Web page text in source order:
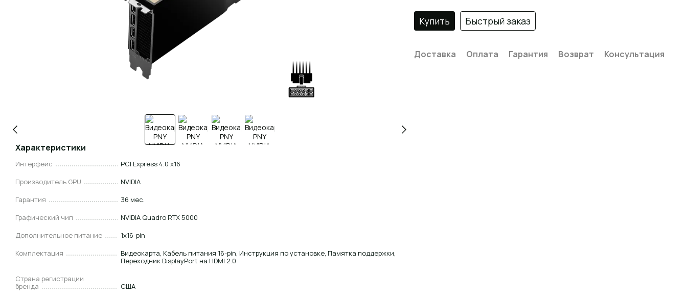
Характеристики
Интерфейс
PCI Express 4.0 x16
Производитель GPU
NVIDIA
Гарантия
36 мес.
Графический чип
NVIDIA Quadro RTX 5000
Дополнительное питание
1x16-pin
Комплектация
Видеокарта, Кабель питания 16-pin, Инструкция по установке, Памятка поддержки,
Переходник DisplayPort на HDMI 2.0
Страна регистрации
бренда
США
Купить Быстрый заказ
Доставка Оплата Гарантия Возврат Консультация